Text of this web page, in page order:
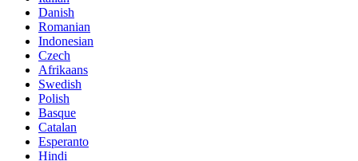
Danish
Romanian
Indonesian
Czech
Afrikaans
Swedish
Polish
Basque
Catalan
Esperanto
Hindi